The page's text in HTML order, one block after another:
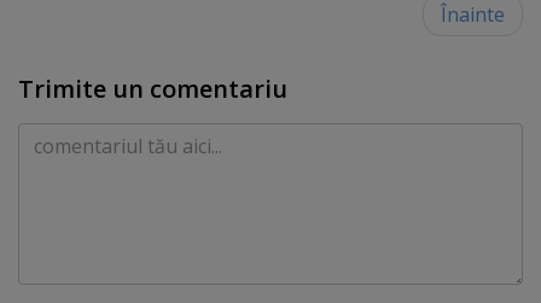
Înainte
Trimite un comentariu
Comentariu